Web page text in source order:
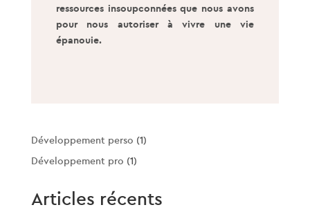
ressources insoupconnées que nous avons
pour nous autoriser à vivre une vie
épanouie.
Développement perso (1)
Développement pro (1)
Articles récents